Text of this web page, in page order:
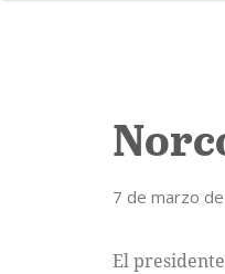
7 de marzo
El